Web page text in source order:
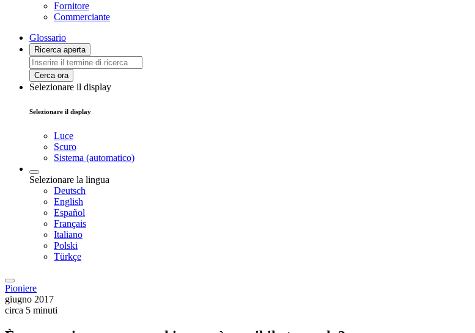
Fornitore
Commerciante
Glossario
Ricerca aperta
Cerca ora
Selezionare il display
Selezionare il display
Luce
Scuro
Sistema (automatico)
Selezionare la lingua
Deutsch
English
Español
Français
Italiano
Polski
Türkçe
Pioniere
giugno 2017
circa 5 minuti